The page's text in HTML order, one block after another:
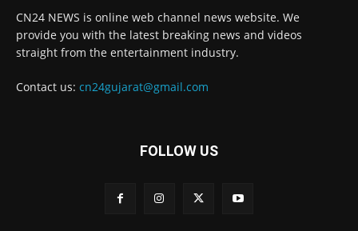
CN24 NEWS is online web channel news website. We
provide you with the latest breaking news and videos
straight from the entertainment industry.
Contact us: cn24gujarat@gmail.com
FOLLOW US